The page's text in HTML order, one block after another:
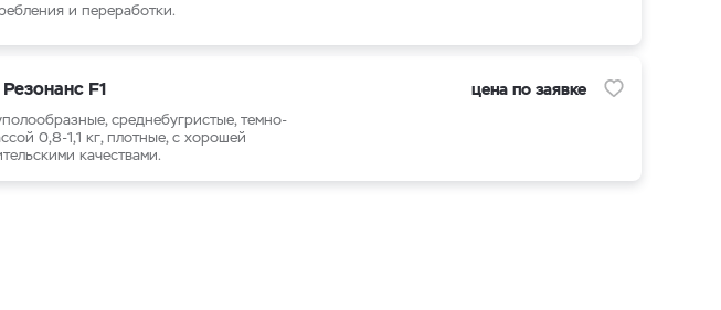
и переработки.
F1
среднебугристые, темно-
0,8-1,1 кг, плотные, с хорошей
качествами.
цена по заявке